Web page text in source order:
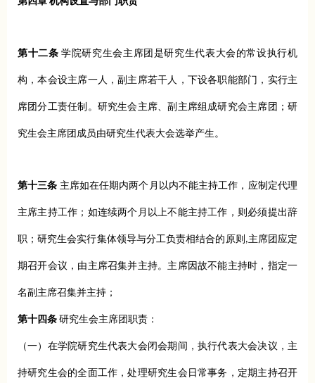
第十二条学院研究生会主席团是研究生代表大会的常设执行机
构，本会设主席一人，副主席若干人，下设各职能部门，实行主
席团分工责任制。研究生会主席、副主席组成研究会主席团；研
究生会主席团成员由研究生代表大会选举产生。
第十三条 主席如在任期内两个月以内不能主持工作，应制定代理
主席主持工作；如连续两个月以上不能主持工作，则必须提出辞
职；研究生会实行集体领导与分工负责相结合的原则,主席团应定
期召开会议，由主席召集并主持。主席因故不能主持时，指定一
名副主席召集并主持；
第十四条 研究生会主席团职责：
（一）在学院研究生代表大会闭会期间，执行代表大会决议，主
持研究生会的全面工作，处理研究生会日常事务，定期主持召开